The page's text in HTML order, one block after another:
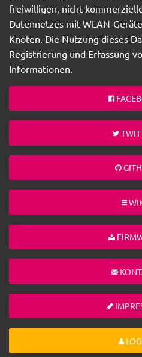
freiwilligen, nicht-
Datennetzes mit WLAN-
Knoten. Die Nutzung dieses
Registrierung und Erfassung
Informationen.